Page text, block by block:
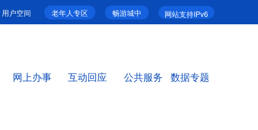
网站支持IPv6
畅游城中
老年人专区
用户空间
网上办事 互动回应 公共服务 数据专题